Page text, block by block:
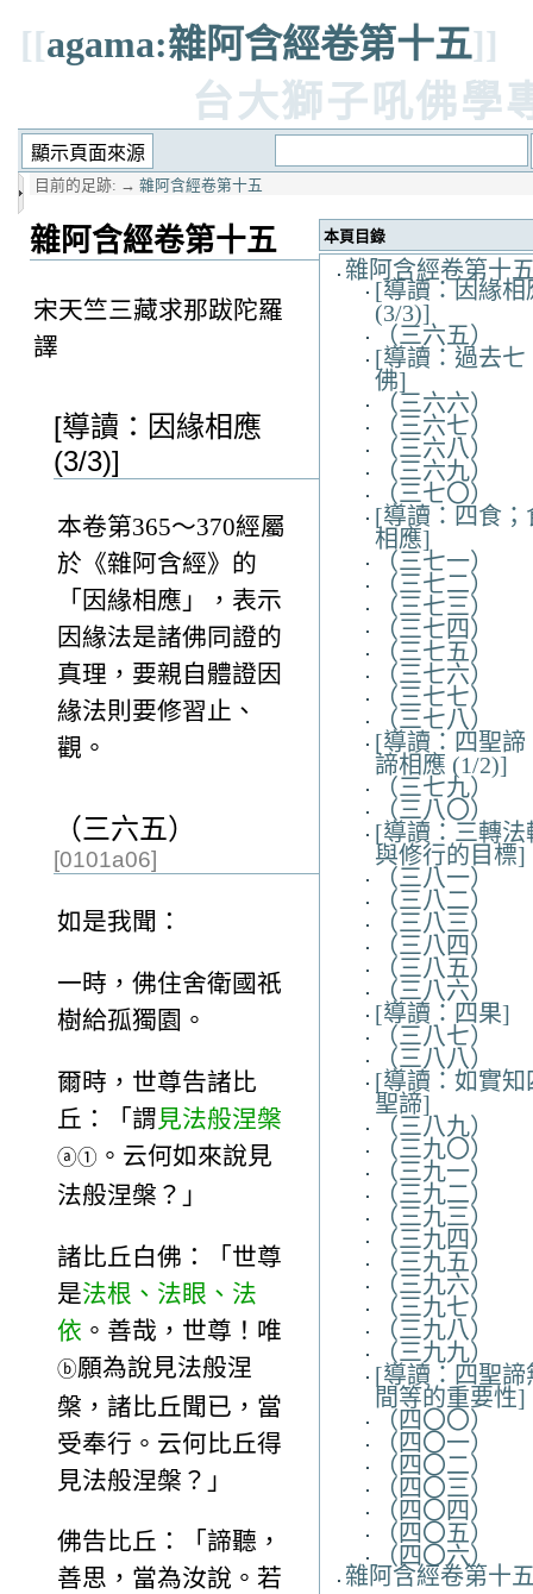
[[agama:雜阿含經卷第十五]]
台大獅子吼佛學
目前的足跡: → 雜阿含經卷第十五
本頁目錄
雜阿含經卷第十
[導讀：因緣相
(3/3)]
（三六五）
[導讀：過去七
佛]
（三六六）
（三六七）
（三六八）
（三六九）
（三七〇）
[導讀：四食；
相應]
（三七一）
（三七二）
（三七三）
（三七四）
（三七五）
（三七六）
（三七七）
（三七八）
[導讀：四聖諦
諦相應 (1/2)]
（三七九）
（三八〇）
[導讀：三轉法
與修行的目標]
（三八一）
（三八二）
（三八三）
（三八四）
（三八五）
（三八六）
[導讀：四果]
（三八七）
（三八八）
[導讀：如實知
聖諦]
（三八九）
（三九〇）
（三九一）
（三九二）
（三九三）
（三九四）
（三九五）
（三九六）
（三九七）
（三九八）
（三九九）
[導讀：四聖諦
間等的重要性]
（四〇〇）
（四〇一）
（四〇二）
（四〇三）
（四〇四）
（四〇五）
（四〇六）
雜阿含經卷第十
雜阿含經卷第十五
宋天竺三藏求那跋陀羅
譯
[導讀：因緣相應
(3/3)]
本卷第365～370經屬
於《雜阿含經》的
「因緣相應」，表示
因緣法是諸佛同證的
真理，要親自體證因
緣法則要修習止、
觀。
（三六五）
[0101a06]
如是我聞：
一時，佛住舍衛國祇
樹給孤獨園。
爾時，世尊告諸比
丘：「謂見法般涅槃
ⓐ① 。云何如來說見
法般涅槃？」
諸比丘白佛：「世尊
是法根、法眼、法
依 。善哉，世尊！唯
ⓑ願為說見法般涅
槃，諸比丘聞已，當
受奉行。云何比丘得
見法般涅槃？」
佛告比丘：「諦聽，
善思，當為汝說。若